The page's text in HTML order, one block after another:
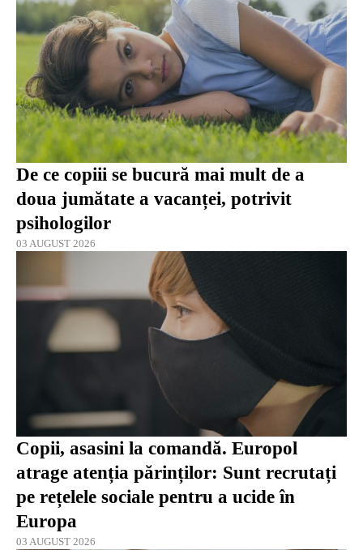
De ce copiii se bucură mai mult de a
doua jumătate a vacanței, potrivit
psihologilor
03 AUGUST 2026
Copii, asasini la comandă. Europol
atrage atenția părinților: Sunt recrutați
pe rețelele sociale pentru a ucide în
Europa
03 AUGUST 2026